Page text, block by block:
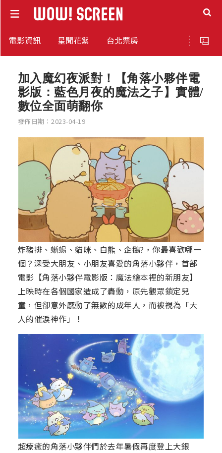
電影資訊 星聞花絮 台北票房
加入魔幻夜派對！【角落小夥伴電
影版：藍色月夜的魔法之子】實體/
數位全面萌翻你
發佈日期：2023-04-19
炸豬排、蜥蜴、貓咪、白熊、企鵝?，你最喜歡哪一
個？深受大朋友、小朋友喜愛的角落小夥伴，首部
電影【角落小夥伴電影版：魔法繪本裡的新朋友】
上映時在各個國家造成了轟動，原先觀眾鎖定兒
童，但卻意外感動了無數的成年人，而被視為「大
人的催淚神作」！
超療癒的角落小夥伴們於去年暑假再度登上大銀